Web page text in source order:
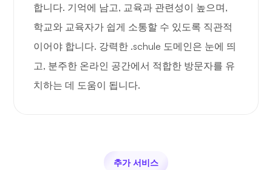
합니다. 기억에 남고, 교육과 관련성이 높으며,
학교와 교육자가 쉽게 소통할 수 있도록 직관적
이어야 합니다. 강력한 .schule 도메인은 눈에 띄
고, 분주한 온라인 공간에서 적합한 방문자를 유
치하는 데 도움이 됩니다.
추가 서비스